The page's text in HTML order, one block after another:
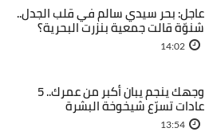
عاجل: بحر سيدي سالم في قلب الجدل..
شنوّة قالت جمعية بنزرت البحرية؟
14:02
وجهك ينجم يبان أكبر من عمرك.. 5
عادات تسرّع شيخوخة البشرة
13:54